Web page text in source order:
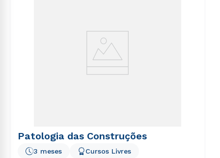
Patologia das Construções
3 meses Cursos Livres